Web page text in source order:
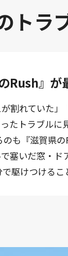
トラ
Rush』が
割れていた
たトラブル
も『滋賀県
塞いだ窓・
駆けつける